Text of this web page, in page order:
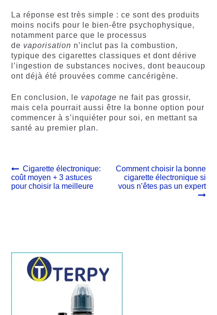
La réponse est très simple : ce sont des produits
moins nocifs pour le bien-être psychophysique,
notamment parce que le processus
de vaporisation n’inclut pas la combustion,
typique des cigarettes classiques et dont dérive
l’ingestion de substances nocives, dont beaucoup
ont déjà été prouvées comme cancérigène.
En conclusion, le vapotage ne fait pas grossir,
mais cela pourrait aussi être la bonne option pour
commencer à s’inquiéter pour soi, en mettant sa
santé au premier plan.
Navigation
de
l’article
Article
précédent :
Cigarette électronique:
coût moyen + 3 astuces
pour choisir la meilleure
Article
suivant :
Comment choisir la bonne
cigarette électronique si
vous n’êtes pas un expert